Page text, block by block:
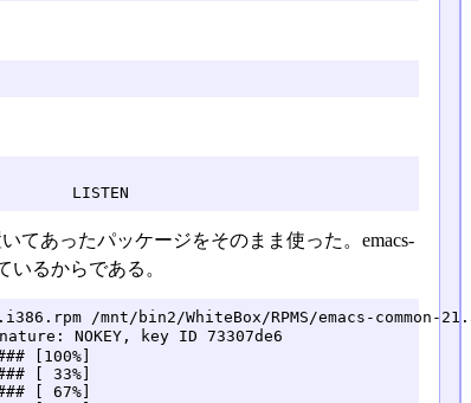
LISTEN
てあったパッケージをそのまま使った。emacs-
るからである。
/mnt/bin2/WhiteBox/RPMS/emacs-
NOKEY, key ID 73307de6
[100%]
[ 33%]
[ 67%]